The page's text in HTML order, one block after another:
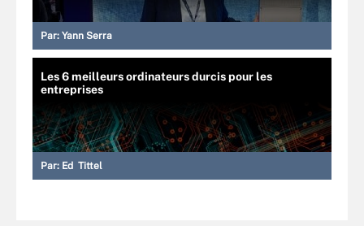
Par: Yann Serra
Les 6 meilleurs ordinateurs durcis pour les
entreprises
Par: Ed Tittel